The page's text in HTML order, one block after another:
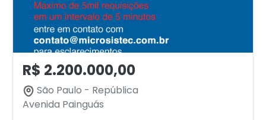
R$ 2.200.000,00
São Paulo - República
Avenida Painguás